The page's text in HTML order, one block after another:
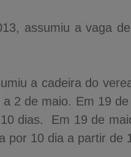
assumiu a vaga
a cadeira do
2 de maio. Em 19
dias. Em 19 de
por 10 dia a partir de